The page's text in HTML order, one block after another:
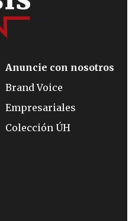
Anuncie con nosotros
Brand Voice
Empresariales
Colección ÚH